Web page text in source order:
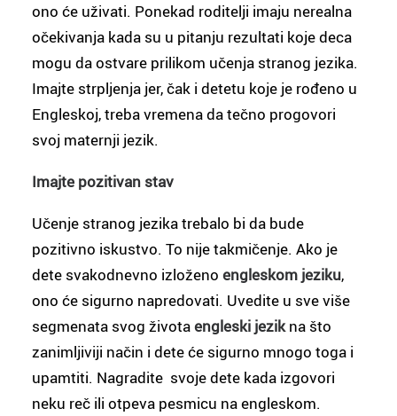
ono će uživati. Ponekad roditelji imaju nerealna
očekivanja kada su u pitanju rezultati koje deca
mogu da ostvare prilikom učenja stranog jezika.
Imajte strpljenja jer, čak i detetu koje je rođeno u
Engleskoj, treba vremena da tečno progovori
svoj maternji jezik.
Imajte pozitivan stav
Učenje stranog jezika trebalo bi da bude
pozitivno iskustvo. To nije takmičenje. Ako je
dete svakodnevno izloženo engleskom jeziku,
ono će sigurno napredovati. Uvedite u sve više
segmenata svog životaengleski jezikna što
zanimljiviji način i dete će sigurno mnogo toga i
upamtiti. Nagradite svoje dete kada izgovori
neku reč ili otpeva pesmicu na engleskom.